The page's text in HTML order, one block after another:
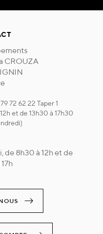
CROUZA
72 62 22 Taper 1
et de 13h30 à 17h30
de 8h30 à 12h et de